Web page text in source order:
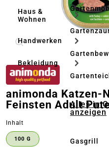
Haus &
Wohnen
Handwerken
Bekleidung
Alles in
anzeigen
Gasgrill
animonda Katzen-
Feinsten Adult
Inhalt
100 G